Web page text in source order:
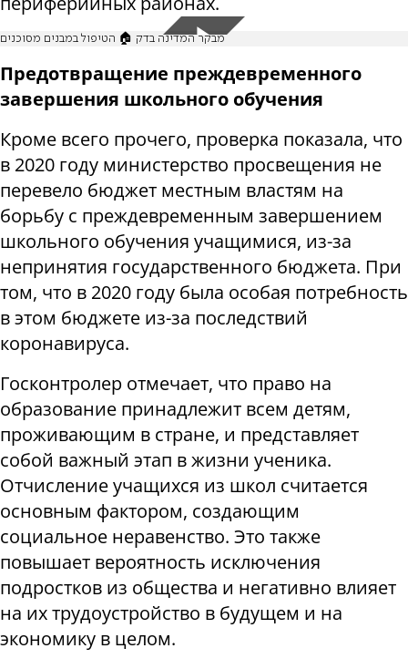
מבקר המדינה בדק 🏠 הטיפול במבנים מסוכנים
Предотвращение преждевременного
завершения школьного обучения
Кроме всего прочего, проверка показала, что
в 2020 году министерство просвещения не
перевело бюджет местным властям на
борьбу с преждевременным завершением
школьного обучения учащимися, из-за
непринятия государственного бюджета. При
том, что в 2020 году была особая потребность
в этом бюджете из-за последствий
коронавируса.
Госконтролер отмечает, что право на
образование принадлежит всем детям,
проживающим в стране, и представляет
собой важный этап в жизни ученика.
Отчисление учащихся из школ считается
основным фактором, создающим
социальное неравенство. Это также
повышает вероятность исключения
подростков из общества и негативно влияет
на их трудоустройство в будущем и на
экономику в целом.